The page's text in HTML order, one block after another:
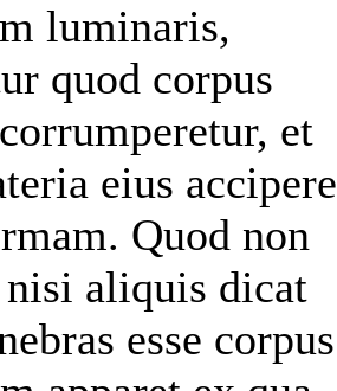
luminaris,
quod corpus
et
eius
Quod non
nisi aliquis dicat
esse